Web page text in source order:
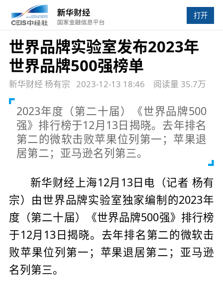
打开
世界品牌实验室发布2023年
世界品牌500强榜单
新华财经 杨有宗 2023-12-13 18:46 阅读量 35.7万
2023年度（第二十届）《世界品牌500
强》排行榜于12月13日揭晓。去年排名
第二的微软击败苹果位列第一；苹果退
居第二；亚马逊名列第三。
新华财经上海12月13日电（记者 杨有
宗）由世界品牌实验室独家编制的2023年
度（第二十届）《世界品牌500强》排行榜
于12月13日揭晓。去年排名第二的微软击
败苹果位列第一；苹果退居第二；亚马逊
名列第三。